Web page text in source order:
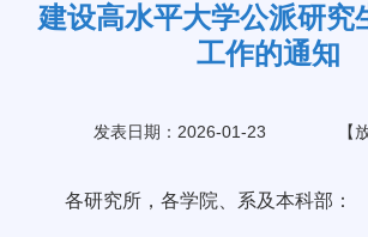
建设高水平大学公派研究
工作的通知
发表日期：2026-01-23 【
各研究所，各学院、系及本科部：